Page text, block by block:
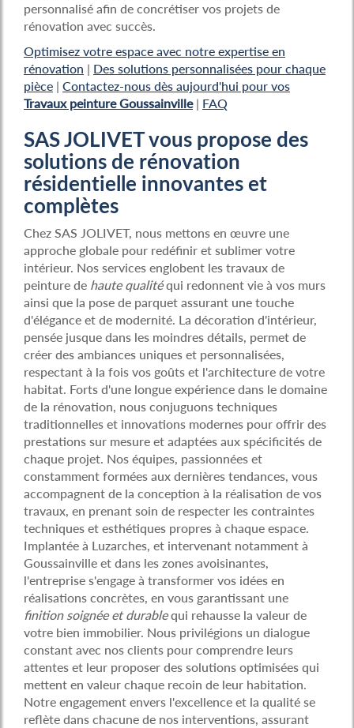
personnalisé afin de concrétiser vos projets de
rénovation avec succès.
Optimisez votre espace avec notre expertise en
rénovation | Des solutions personnalisées pour chaque
pièce | Contactez-nous dès aujourd'hui pour vos
Travaux peinture Goussainville| FAQ
SAS JOLIVET vous propose des
solutions de rénovation
résidentielle innovantes et
complètes
Chez SAS JOLIVET, nous mettons en œuvre une
approche globale pour redéfinir et sublimer votre
intérieur. Nos services englobent les travaux de
peinture de haute qualitéqui redonnent vie à vos murs
ainsi que la pose de parquet assurant une touche
d'élégance et de modernité. La décoration d'intérieur,
pensée jusque dans les moindres détails, permet de
créer des ambiances uniques et personnalisées,
respectant à la fois vos goûts et l'architecture de votre
habitat. Forts d'une longue expérience dans le domaine
de la rénovation, nous conjuguons techniques
traditionnelles et innovations modernes pour offrir des
prestations sur mesure et adaptées aux spécificités de
chaque projet. Nos équipes, passionnées et
constamment formées aux dernières tendances, vous
accompagnent de la conception à la réalisation de vos
travaux, en prenant soin de respecter les contraintes
techniques et esthétiques propres à chaque espace.
Implantée à Luzarches, et intervenant notamment à
Goussainville et dans les zones avoisinantes,
l'entreprise s'engage à transformer vos idées en
réalisations concrètes, en vous garantissant une
finition soignée et durablequi rehausse la valeur de
votre bien immobilier. Nous privilégions un dialogue
constant avec nos clients pour comprendre leurs
attentes et leur proposer des solutions optimisées qui
mettent en valeur chaque recoin de leur habitation.
Notre engagement envers l'excellence et la qualité se
reflète dans chacune de nos interventions, assurant